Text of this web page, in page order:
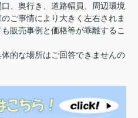
、奥行き、道路幅員、周辺環境
ご事情により大きく左右されま
販売事例と価格等が乖離するこ
的な場所はご回答できませんの